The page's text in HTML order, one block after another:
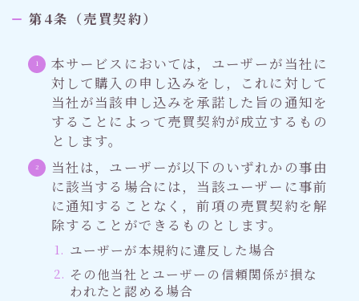
第4条（売買契約）
本サービスにおいては，ユーザーが当社に
対して購入の申し込みをし，これに対して
当社が当該申し込みを承諾した旨の通知を
することによって売買契約が成立するもの
とします。
当社は，ユーザーが以下のいずれかの事由
に該当する場合には，当該ユーザーに事前
に通知することなく，前項の売買契約を解
除することができるものとします。
ユーザーが本規約に違反した場合
その他当社とユーザーの信頼関係が損な
われたと認める場合